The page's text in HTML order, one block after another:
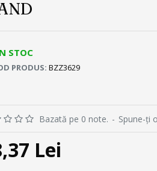
STOC
PRODUS: BZZ3629
Bazată pe 0 note. - Spune-ţi
Lei